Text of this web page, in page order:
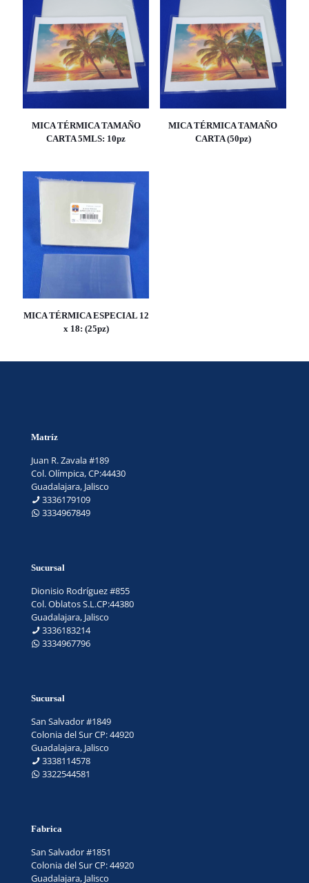
MICA TÉRMICA TAMAÑO
CARTA 5MLS: 10pz
MICA TÉRMICA TAMAÑO
CARTA (50pz)
MICA TÉRMICA ESPECIAL 12
x 18: (25pz)
Matríz
Juan R. Zavala #189
Col. Olímpica, CP:44430
Guadalajara, Jalisco
3336179109
3334967849
Sucursal
Dionisio Rodríguez #855
Col. Oblatos S.L.CP:44380
Guadalajara, Jalisco
3336183214
3334967796
Sucursal
San Salvador #1849
Colonia del Sur CP: 44920
Guadalajara, Jalisco
3338114578
3322544581
Fabrica
San Salvador #1851
Colonia del Sur CP: 44920
Guadalajara, Jalisco